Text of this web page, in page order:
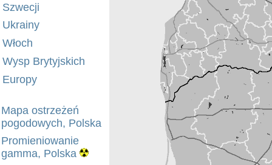
Szwecji
Ukrainy
Włoch
Wysp Brytyjskich
Europy
Mapa ostrzeżeń
pogodowych, Polska
Promieniowanie
gamma, Polska